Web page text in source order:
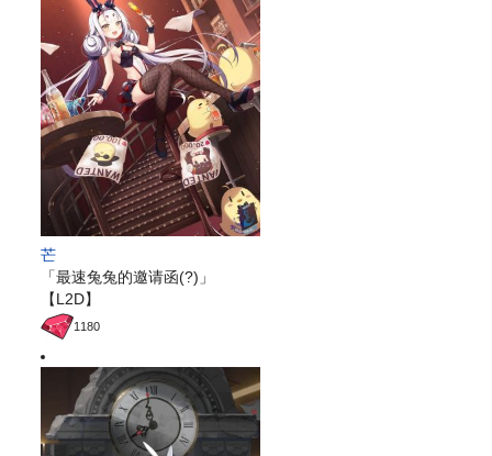
芒
「最速兔兔的邀请函(?)」
【L2D】
1180